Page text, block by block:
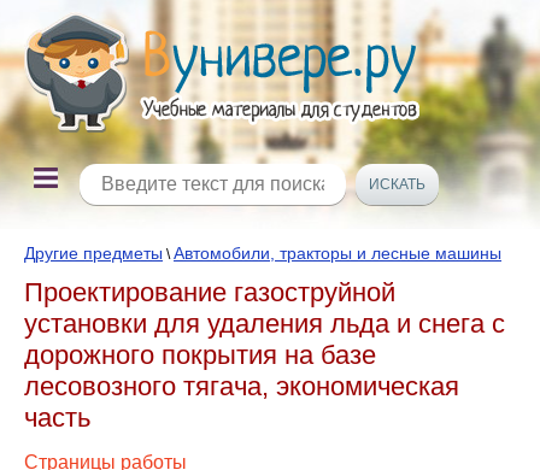
Другие предметы \Автомобили, тракторы и лесные машины
Проектирование газоструйной
установки для удаления льда и снега с
дорожного покрытия на базе
лесовозного тягача, экономическая
часть
Страницы работы